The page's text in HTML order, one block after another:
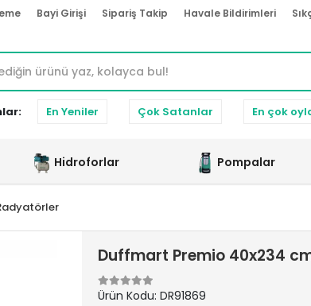
Bayi Girişi Sipariş Takip Havale Bildirimleri
En Yeniler Çok Satanlar En çok
Hidroforlar Pompalar
Duffmart Premio 40x234
Ürün Kodu: DR91869